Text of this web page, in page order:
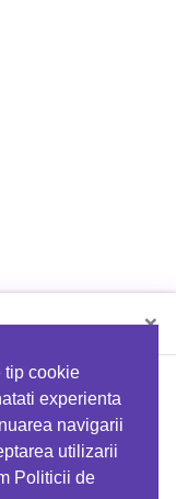
tip cookie
experienta
navigarii
utilizarii
Politicii de
×
folosind codul